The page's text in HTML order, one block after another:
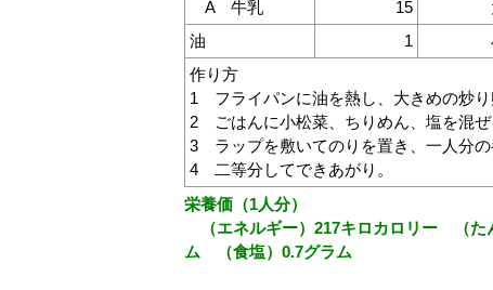
A 牛乳
15
油
1
作り方
1 フライパンに油を熱し、大きめの炒り
2 ごはんに小松菜、ちりめん、塩を混ぜ
3 ラップを敷いてのりを置き、一人分の
4 二等分してできあがり。
栄養価（1人分）
（エネルギー）217キロカロリー （た
ム （食塩）0.7グラム